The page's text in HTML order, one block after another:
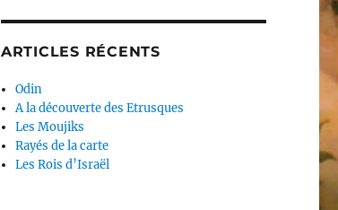
ARTICLES RÉCENTS
Odin
A la découverte des Etrusques
Les Moujiks
Rayés de la carte
Les Rois d’Israël